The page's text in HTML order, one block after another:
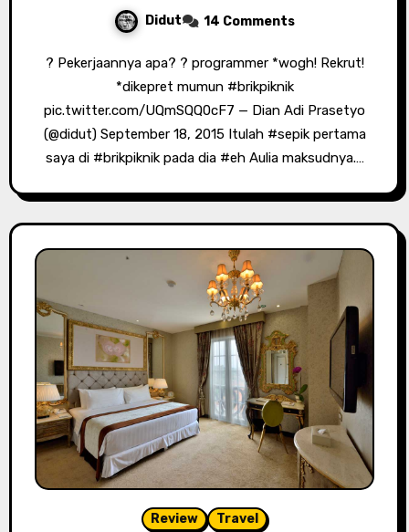
Didut 14 Comments
? Pekerjaannya apa? ? programmer *wogh! Rekrut!
*dikepret mumun #brikpiknik
pic.twitter.com/UQmSQQ0cF7 — Dian Adi Prasetyo
(@didut) September 18, 2015 Itulah #sepik pertama
saya di #brikpiknik pada dia #eh Aulia maksudnya.…
Review Travel